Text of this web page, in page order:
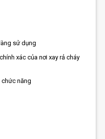
sử dụng
xác của nơi xay rả cháy
chức năng